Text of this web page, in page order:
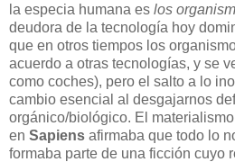
la especia humana es los
deudora de la tecnología hoy
que en otros tiempos los
acuerdo a otras tecnologías, y se
como coches), pero el salto a lo
cambio esencial al desgajarnos
orgánico/biológico. El
en Sapiens afirmaba que todo lo
formaba parte de una ficción cuyo